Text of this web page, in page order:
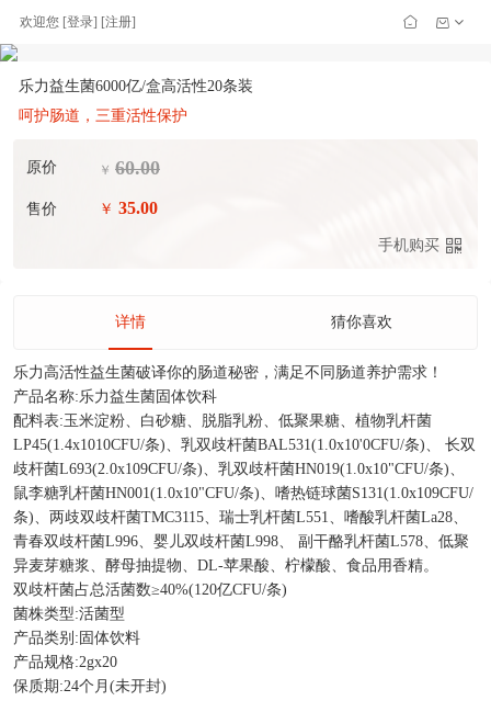
欢迎您 [登录] [注册]
乐力益生菌6000亿/盒高活性20条装
呵护肠道，三重活性保护
原价 ￥ 60.00
售价 ￥ 35.00
手机购买
详情 猜你喜欢
乐力高活性益生菌破译你的肠道秘密，满足不同肠道养护需求！
产品名称:乐力益生菌固体饮科
配料表:玉米淀粉、白砂糖、脱脂乳粉、低聚果糖、植物乳杆菌
LP45(1.4x1010CFU/条)、乳双歧杆菌BAL531(1.0x10'0CFU/条)、 长双
歧杆菌L693(2.0x109CFU/条)、乳双歧杆菌HN019(1.0x10"CFU/条)、
鼠李糖乳杆菌HN001(1.0x10"CFU/条)、嗜热链球菌S131(1.0x109CFU/
条)、两歧双歧杆菌TMC3115、瑞士乳杆菌L551、嗜酸乳杆菌La28、
青春双歧杆菌L996、婴儿双歧杆菌L998、 副干酪乳杆菌L578、低聚
异麦芽糖浆、酵母抽提物、DL-苹果酸、柠檬酸、食品用香精。
双歧杆菌占总活菌数≥40%(120亿CFU/条)
菌株类型:活菌型
产品类别:固体饮料
产品规格:2gx20
保质期:24个月(未开封)